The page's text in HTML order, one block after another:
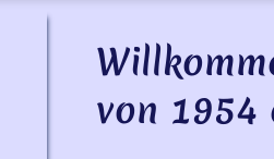
von 1954